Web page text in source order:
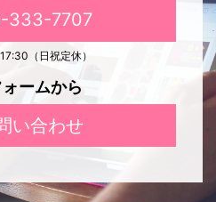
333-7707
（日祝定休）
ームから
い合わせ